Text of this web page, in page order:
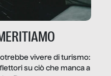
vivere di turismo:
su ciò che manca a